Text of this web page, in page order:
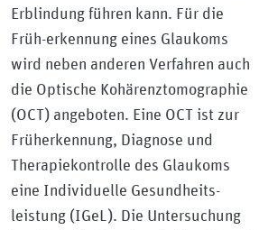
Erblindung führen kann. Für die
Früh-erkennung eines Glaukoms
wird neben anderen Verfahren auch
die Optische Kohärenztomographie
(OCT) angeboten. Eine OCT ist zur
Früherkennung, Diagnose und
Therapiekontrolle des Glaukoms
eine Individuelle Gesundheits-
leistung (IGeL). Die Untersuchung